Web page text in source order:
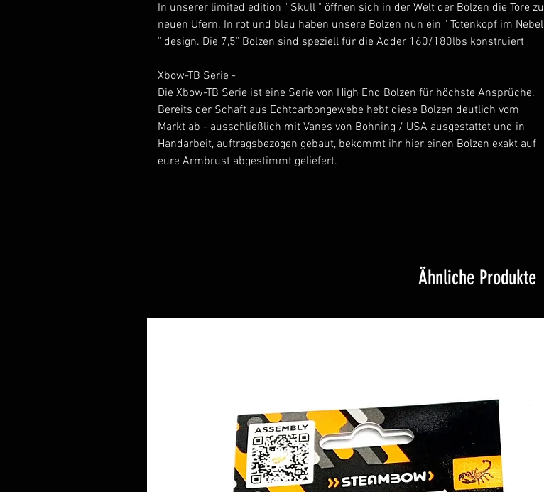
In unserer limited edition " Skull " öffnen sich in der Welt der Bolzen die Tore zu
neuen Ufern. In rot und blau haben unsere Bolzen nun ein " Totenkopf im Nebel
" design. Die 7,5" Bolzen sind speziell für die Adder 160/180lbs konstruiert
Xbow-TB Serie -
Die Xbow-TB Serie ist eine Serie von High End Bolzen für höchste Ansprüche.
Bereits der Schaft aus Echtcarbongewebe hebt diese Bolzen deutlich vom
Markt ab - ausschließlich mit Vanes von Bohning / USA ausgestattet und in
Handarbeit, auftragsbezogen gebaut, bekommt ihr hier einen Bolzen exakt auf
eure Armbrust abgestimmt geliefert.
Ähnliche Produkte